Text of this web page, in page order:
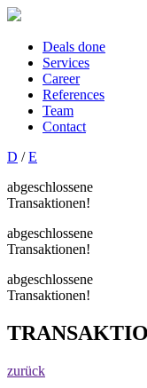
Deals done
Services
Career
References
Team
Contact
D /E
abgeschlossene
Transaktionen!
abgeschlossene
Transaktionen!
abgeschlossene
Transaktionen!
zurück